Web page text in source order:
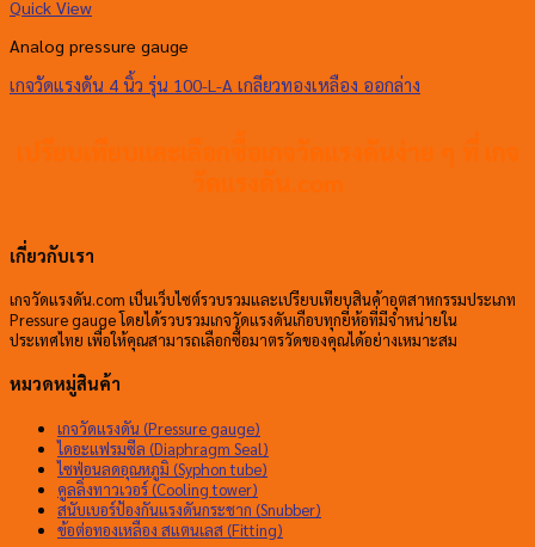
Quick View
Analog pressure gauge
เกจวัดแรงดัน 4 นิ้ว รุ่น 100-L-A เกลียวทองเหลือง ออกล่าง
เกี่ยวกับเรา
เกจวัดแรงดัน.com เป็นเว็บไซต์รวบรวมและเปรียบเทียบสินค้าอุตสาหกรรมประเภท
Pressure gauge โดยได้รวบรวมเกจวัดแรงดันเกือบทุกยี่ห้อที่มีจำหน่ายใน
ประเทศไทย เพื่อให้คุณสามารถเลือกซื้อมาตรวัดของคุณได้อย่างเหมาะสม
หมวดหมู่สินค้า
เกจวัดแรงดัน (Pressure gauge)
ไดอะแฟรมซีล (Diaphragm Seal)
ไซฟ่อนลดอุณหภูมิ (Syphon tube)
คูลลิ่งทาวเวอร์ (Cooling tower)
สนับเบอร์ป้องกันแรงดันกระชาก (Snubber)
ข้อต่อทองเหลือง สแตนเลส (Fitting)